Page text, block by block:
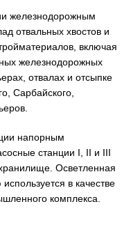
железнодорожным
отвальных хвостов и
включая
железнодорожных
отвалах и отсыпке
Сарбайского,
напорным
станции I, II и III
Осветленная
в качестве
комплекса.